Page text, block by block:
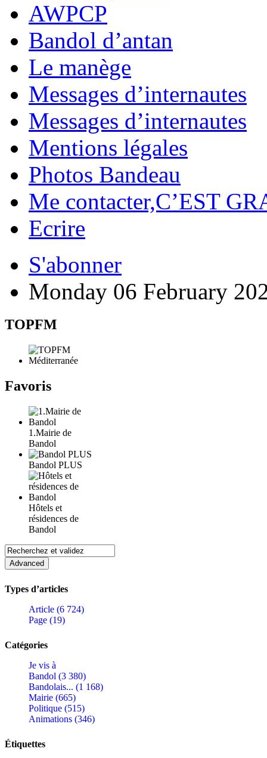
AWPCP
Bandol d’antan
Le manège
Messages d’internautes
Messages d’internautes
Mentions légales
Photos Bandeau
Me contacter,C’EST
Ecrire
S'abonner
Monday 06 February
TOPFM
Favoris
1.Mairie de
Bandol
Bandol PLUS
Hôtels et
résidences de
Bandol
Types d’articles
Article (6 724)
Page (19)
Catégories
Je vis à
Bandol (3 380)
Bandolais... (1 168)
Mairie (665)
Politique (515)
Animations (346)
Étiquettes